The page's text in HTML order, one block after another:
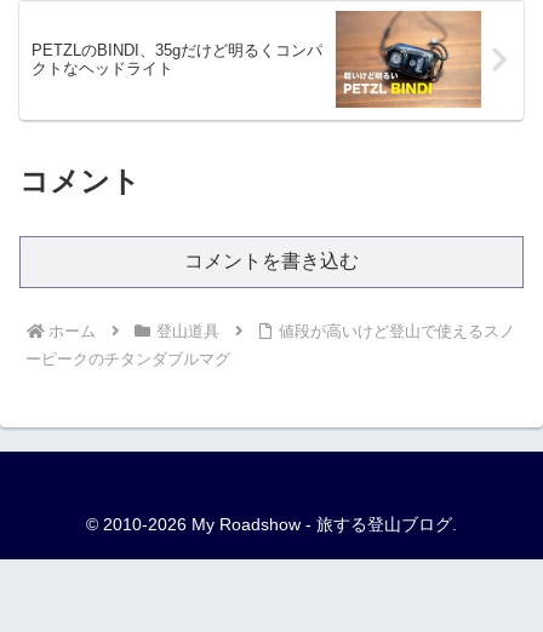
PETZLのBINDI、35gだけど明るくコンパ
クトなヘッドライト
コメント
コメントを書き込む
ホーム 登山道具
値段が高いけど登山で使えるスノ
ーピークのチタンダブルマグ
© 2010-2026 My Roadshow - 旅する登山ブログ.